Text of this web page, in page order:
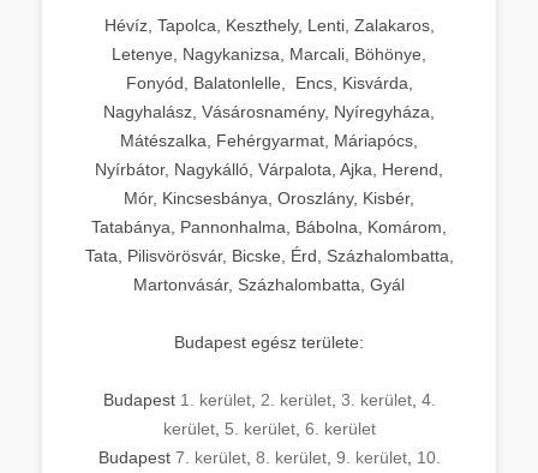
Hévíz, Tapolca, Keszthely, Lenti, Zalakaros,
Letenye, Nagykanizsa, Marcali, Böhönye,
Fonyód, Balatonlelle, Encs, Kisvárda,
Nagyhalász, Vásárosnamény, Nyíregyháza,
Mátészalka, Fehérgyarmat, Máriapócs,
Nyírbátor, Nagykálló, Várpalota, Ajka, Herend,
Mór, Kincsesbánya, Oroszlány, Kisbér,
Tatabánya, Pannonhalma, Bábolna, Komárom,
Tata, Pilisvörösvár, Bicske, Érd, Százhalombatta,
Martonvásár, Százhalombatta, Gyál
Budapest egész területe:
Budapest 1. kerület, 2. kerület, 3. kerület, 4.
kerület, 5. kerület, 6. kerület
Budapest 7. kerület, 8. kerület, 9. kerület, 10.